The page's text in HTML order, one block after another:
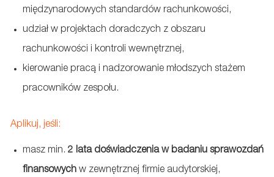
międzynarodowych standardów rachunkowości,
udział w projektach doradczych z obszaru
rachunkowości i kontroli wewnętrznej,
kierowanie pracą i nadzorowanie młodszych stażem
pracowników zespołu.
Aplikuj, jeśli:
masz min. 2 lata doświadczenia w badaniu sprawozdań
finansowychw zewnętrznej firmie audytorskiej,